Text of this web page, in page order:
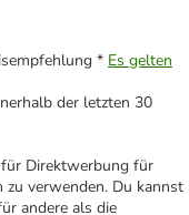
* Es gelten
der letzten 30
Direktwerbung für
zu verwenden. Du kannst
andere als die